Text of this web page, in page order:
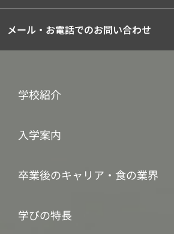
メール・お電話でのお問い合わせ
学校紹介
入学案内
卒業後のキャリア・食の業界
学びの特長